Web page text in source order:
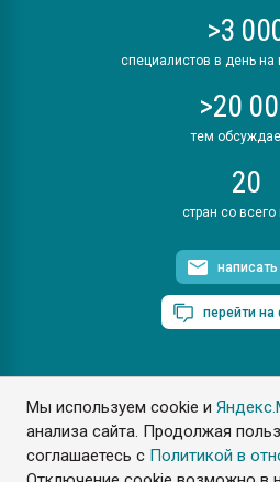
Мы используем cookie и
анализа сайта. Продолжая
соглашаетесь с Политикой в
>3
специалистов в день
>20
тем
20
стран со всего
перейти на
ПластЭксперт © 2006.
Разрешается копирование
ссылкой на www.e-
Разработка сайта